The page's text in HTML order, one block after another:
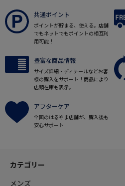
共通ポイント
ポイントが貯まる、使える。店舗
でもネットでもポイントの相互利
用可能！
豊富な商品情報
サイズ詳細・ディテールなどお客
様の購入をサポート！商品により
店頭在庫も表示。
アフターケア
全国のはるやま店舗が、購入後も
安心サポート
カテゴリー
メンズ